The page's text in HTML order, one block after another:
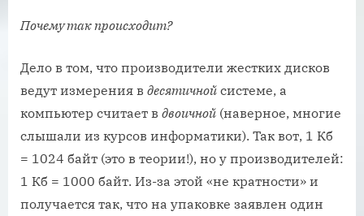
Почему так происходит?
Дело в том, что производители жестких дисков
ведут измерения в десятичной системе, а
компьютер считает в двоичной (наверное, многие
слышали из курсов информатики). Так вот, 1 Кб
= 1024 байт (это в теории!), но у производителей:
1 Кб = 1000 байт. Из-за этой «не кратности» и
получается так, что на упаковке заявлен один